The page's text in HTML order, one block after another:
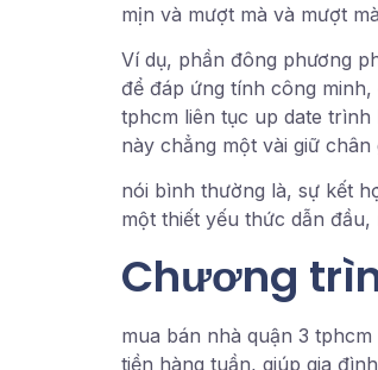
mịn và mượt mà và mượt
Ví dụ, phần đông phương
để đáp ứng tính công
tphcm liên tục up date
này chẳng một vài giữ
nói bình thường là, sự kết
một thiết yếu thức dẫn
Chương
mua bán nhà quận 3
tiền hàng tuần, giúp gia